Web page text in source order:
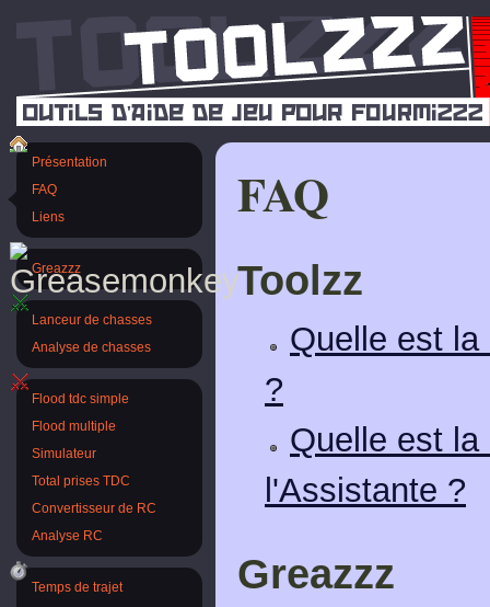
Présentation
FAQ
Liens
Greazzz
Lanceur de chasses
Analyse de chasses
Flood tdc simple
Flood multiple
Simulateur
Total prises TDC
Convertisseur de RC
Analyse RC
Temps de trajet
FAQ
Toolzz
Quelle est
?
Quelle est
l'Assistante ?
Greazzz